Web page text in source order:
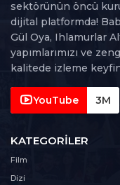
sektörünün öncü
dijital platformda!
Gül Oya, Ihlamurlar
yapımlarımızı ve
kalitede izleme
YouTube 3M
KATEGORILER
Film
Dizi